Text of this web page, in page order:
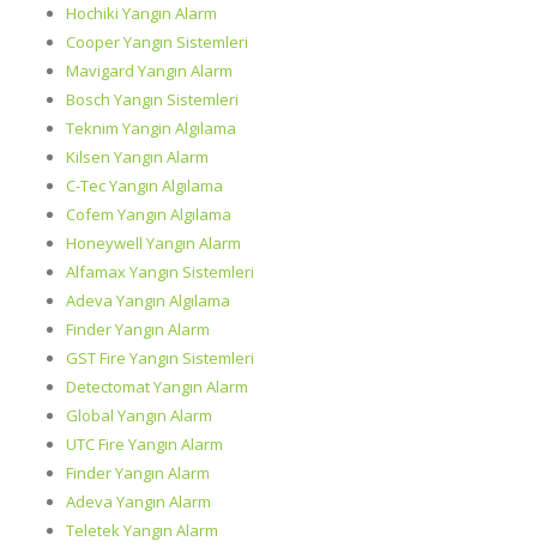
Hochiki Yangın Alarm
Cooper Yangın Sistemleri
Mavigard Yangın Alarm
Bosch Yangın Sistemleri
Teknim Yangin Algılama
Kilsen Yangın Alarm
C-Tec Yangın Algılama
Cofem Yangın Algılama
Honeywell Yangın Alarm
Alfamax Yangın Sistemleri
Adeva Yangın Algılama
Finder Yangın Alarm
GST Fire Yangın Sistemleri
Detectomat Yangın Alarm
Global Yangın Alarm
UTC Fire Yangın Alarm
Finder Yangın Alarm
Adeva Yangın Alarm
Teletek Yangın Alarm